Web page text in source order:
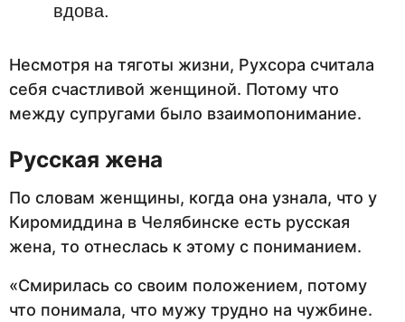
вдова.
Несмотря на тяготы жизни, Рухсора считала
себя счастливой женщиной. Потому что
между супругами было взаимопонимание.
Русская жена
По словам женщины, когда она узнала, что у
Киромиддина в Челябинске есть русская
жена, то отнеслась к этому с пониманием.
«Смирилась со своим положением, потому
что понимала, что мужу трудно на чужбине.